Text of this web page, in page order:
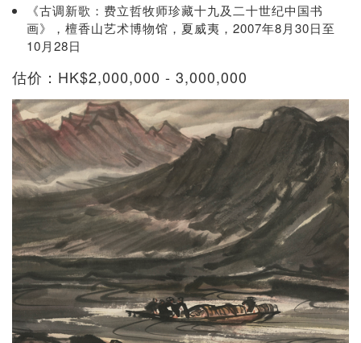
《古调新歌：费立哲牧师珍藏十九及二十世纪中国书
画》，檀香山艺术博物馆，夏威夷，2007年8月30日至
10月28日
估价：HK$2,000,000 - 3,000,000